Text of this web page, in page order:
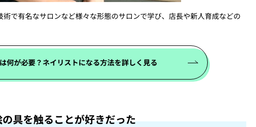
で有名なサロンなど様々な形態のサロンで学び、店長や新人育成などの
何が必要？ネイリストになる方法を詳しく見る
具を触ることが好きだった